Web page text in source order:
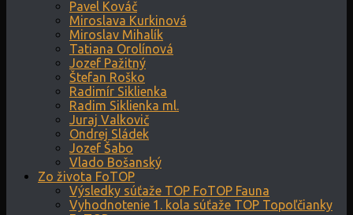
Pavel Kováč
Miroslava Kurkinová
Miroslav Mihalík
Tatiana Orolínová
Jozef Pažitný
Štefan Roško
Radimír Siklienka
Radim Siklienka ml.
Juraj Valkovič
Ondrej Sládek
Jozef Šabo
Vlado Bošanský
Zo života FoTOP
Výsledky súťaže TOP FoTOP Fauna
Vyhodnotenie 1. kola súťaže TOP Topoľčianky